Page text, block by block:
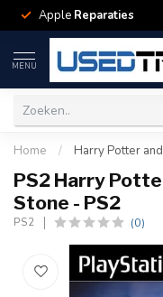
Apple Reparaties
MENU
Home / Harry Potter
PS2 Harry
Stone - PS2
PS2 (0)